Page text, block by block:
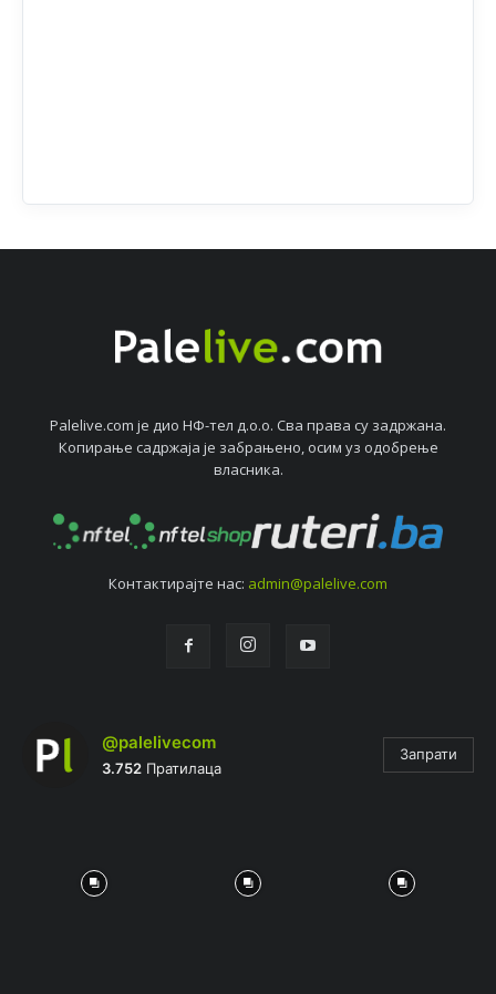
Palelive.com јe дио НФ-тeл д.о.о. Сва права су задржана.
Копирањe садржаја јe забрањeно, осим уз одобрeњe
власника.
Контактирајтe нас: admin@palelive.com
@palelivecom
3.752 Пратилаца
Запрати